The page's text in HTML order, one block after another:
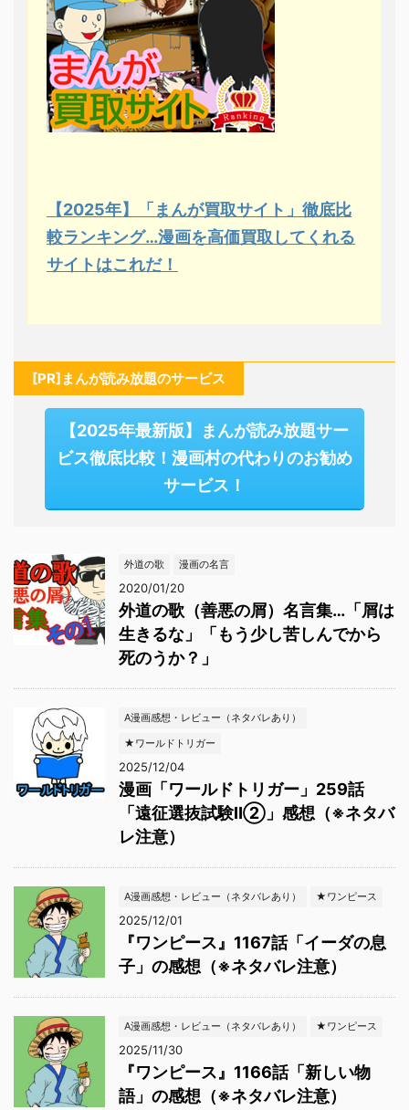
【2025年】「まんが買取サイト」徹底比
較ランキング…漫画を高価買取してくれる
サイトはこれだ！
[PR]まんが読み放題のサービス
【2025年最新版】まんが読み放題サー
ビス徹底比較！漫画村の代わりのお勧め
サービス！
外道の歌 漫画の名言
2020/01/20
外道の歌（善悪の屑）名言集…「屑は
生きるな」「もう少し苦しんでから
死のうか？」
A漫画感想・レビュー（ネタバレあり）
★ワールドトリガー
2025/12/04
漫画「ワールドトリガー」259話
「遠征選抜試験Ⅱ②」感想（※ネタバ
レ注意）
A漫画感想・レビュー（ネタバレあり） ★ワンピース
2025/12/01
『ワンピース』1167話「イーダの息
子」の感想（※ネタバレ注意）
A漫画感想・レビュー（ネタバレあり） ★ワンピース
2025/11/30
『ワンピース』1166話「新しい物
語」の感想（※ネタバレ注意）